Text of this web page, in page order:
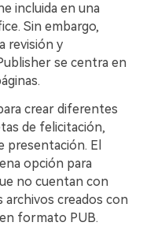
incluida en una
Sin embargo,
revisión y
se centra en
crear diferentes
de felicitación,
presentación. El
opción para
no cuentan con
archivos creados con
formato PUB.